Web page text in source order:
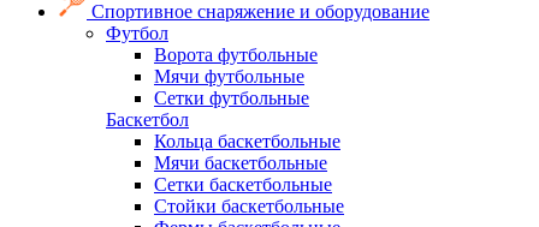
Спортивное снаряжение и оборудование
Футбол
Ворота футбольные
Мячи футбольные
Сетки футбольные
Баскетбол
Кольца баскетбольные
Мячи баскетбольные
Сетки баскетбольные
Стойки баскетбольные